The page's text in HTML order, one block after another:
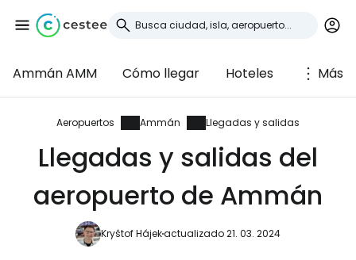
Ammán AMM Cómo llegar Hoteles Más
Aeropuertos Ammán Llegadas y salidas
Llegadas y salidas del
aeropuerto de Ammán
Kryštof Hájekactualizado 21. 03. 2024
Iniciar sesión en
Cestee
... la comunidad mundial de viajeros